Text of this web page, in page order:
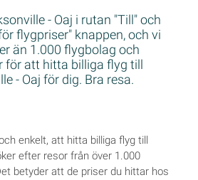
- Oaj i rutan "Till" och
flygpriser" knappen, och vi
än 1.000 flygbolag och
för att hitta billiga flyg till
- Oaj för dig. Bra resa.
enkelt, att hitta billiga flyg till
efter resor från över 1.000
betyder att de priser du hittar hos